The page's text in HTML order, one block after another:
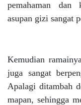
pemahaman dan
asupan gizi sangat
Kemudian
juga sangat
Apalagi ditambah
mapan, sehingga